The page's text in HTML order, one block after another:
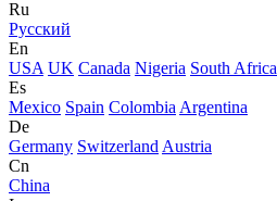
Ru
Русский
En
USA UK Canada Nigeria South Africa
Es
Mexico Spain Colombia Argentina
De
Germany Switzerland Austria
Cn
China